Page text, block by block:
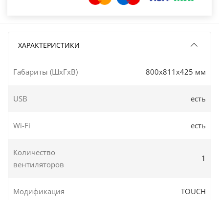
ХАРАКТЕРИСТИКИ
Габариты (ШxГxВ) 800x811x425 мм
USB есть
Wi-Fi есть
Количество
вентиляторов
1
Модификация TOUCH